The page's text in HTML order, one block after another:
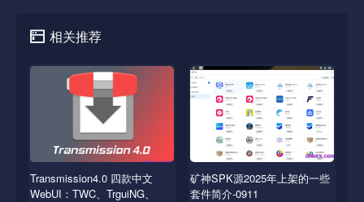
相关推荐
Transmission4.0 四款中文
WebUI：TWC、TrguiNG、
矿神SPK源2025年上架的一些
套件简介-0911